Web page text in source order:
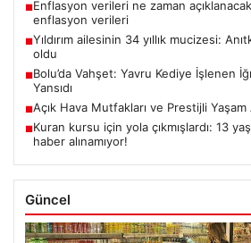
■Enflasyon verileri ne zaman
enflasyon verileri
■Yıldırım ailesinin 34 yıllık mucizesi:
oldu
■Bolu’da Vahşet: Yavru Kediye İşlenen
Yansıdı
■Açık Hava Mutfakları ve Prestijli Yaşam
■Kuran kursu için yola çıkmışlardı: 13
haber alınamıyor!
Güncel